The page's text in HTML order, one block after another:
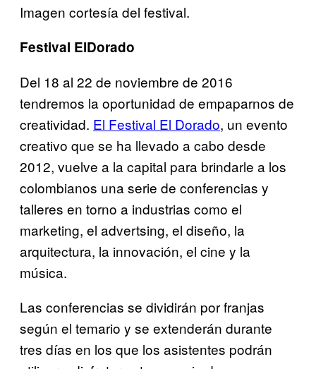
Imagen cortesía del festival.
Festival ElDorado
Del 18 al 22 de noviembre de 2016
tendremos la oportunidad de empaparnos de
creatividad. El Festival El Dorado, un evento
creativo que se ha llevado a cabo desde
2012, vuelve a la capital para brindarle a los
colombianos una serie de conferencias y
talleres en torno a industrias como el
marketing, el advertsing, el diseño, la
arquitectura, la innovación, el cine y la
música.
Las conferencias se dividirán por franjas
según el temario y se extenderán durante
tres días en los que los asistentes podrán